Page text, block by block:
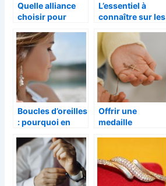
Quelle alliance
choisir pour
epouse ?
L’essentiel à
connaître sur les
vie !
Boucles d’oreilles
: pourquoi en
modèles choisir
?
Offrir une
medaille
decouvrez les
avantages et
traditions qui